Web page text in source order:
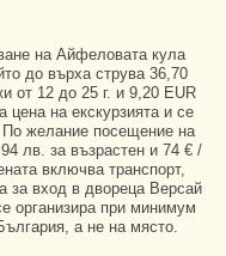
на Айфеловата кула
до върха струва 36,70
от 12 до 25 г. и 9,20 EUR
цена на екскурзията и се
желание посещение на
лв. за възрастен и 74 € /
включва транспорт,
за вход в двореца Версай
организира при минимум
а не на място.